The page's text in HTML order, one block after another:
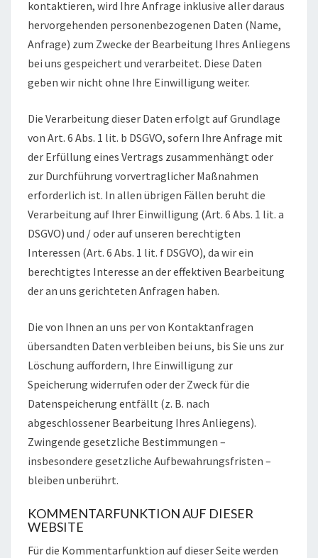
kontaktieren, wird Ihre Anfrage inklusive aller daraus
hervorgehenden personenbezogenen Daten (Name,
Anfrage) zum Zwecke der Bearbeitung Ihres Anliegens
bei uns gespeichert und verarbeitet. Diese Daten
geben wir nicht ohne Ihre Einwilligung weiter.
Die Verarbeitung dieser Daten erfolgt auf Grundlage
von Art. 6 Abs. 1 lit. b DSGVO, sofern Ihre Anfrage mit
der Erfüllung eines Vertrags zusammenhängt oder
zur Durchführung vorvertraglicher Maßnahmen
erforderlich ist. In allen übrigen Fällen beruht die
Verarbeitung auf Ihrer Einwilligung (Art. 6 Abs. 1 lit. a
DSGVO) und / oder auf unseren berechtigten
Interessen (Art. 6 Abs. 1 lit. f DSGVO), da wir ein
berechtigtes Interesse an der effektiven Bearbeitung
der an uns gerichteten Anfragen haben.
Die von Ihnen an uns per von Kontaktanfragen
übersandten Daten verbleiben bei uns, bis Sie uns zur
Löschung auffordern, Ihre Einwilligung zur
Speicherung widerrufen oder der Zweck für die
Datenspeicherung entfällt (z. B. nach
abgeschlossener Bearbeitung Ihres Anliegens).
Zwingende gesetzliche Bestimmungen –
insbesondere gesetzliche Aufbewahrungsfristen –
bleiben unberührt.
KOMMENTARFUNKTION AUF DIESER
WEBSITE
Für die Kommentarfunktion auf dieser Seite werden